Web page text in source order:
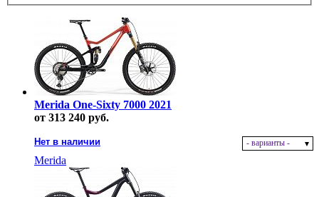
Merida One-Sixty 7000 2021
от 313 240 руб.
Нет в наличии - варианты -
Merida